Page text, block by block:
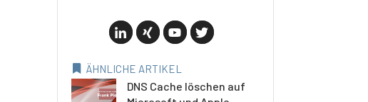
ÄHNLICHE ARTIKEL
DNS Cache löschen auf